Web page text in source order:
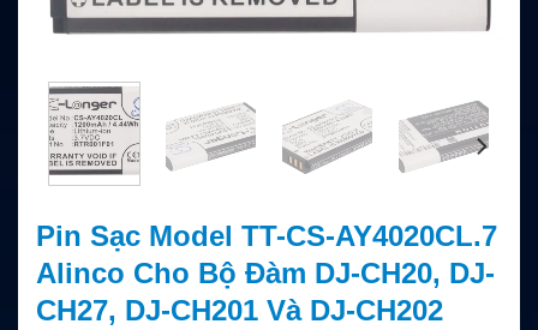
Pin Sạc Model TT-CS-AY4020CL.7
Alinco Cho Bộ Đàm DJ-CH20, DJ-
CH27, DJ-CH201 Và DJ-CH202